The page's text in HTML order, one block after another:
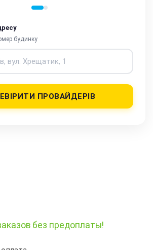
будинку
ПРОВАЙДЕРІВ
без предоплаты!